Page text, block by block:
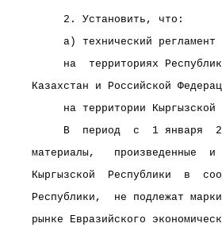
2. Установить, что:
а) технический регламент
на  территориях
Казахстан и Российской
на территории Кыргызской
В  период  с  1 января
материалы,   произведенные
Кыргызской  Республики  в
Республики,  не подлежат
рынке Евразийского